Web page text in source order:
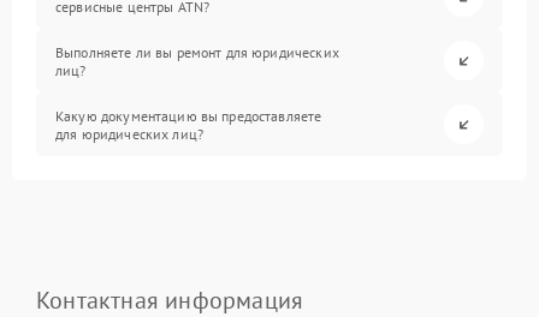
сервисные центры ATN?
Выполняете ли вы ремонт для юридических
лиц?
Какую документацию вы предоставляете
для юридических лиц?
Контактная информация